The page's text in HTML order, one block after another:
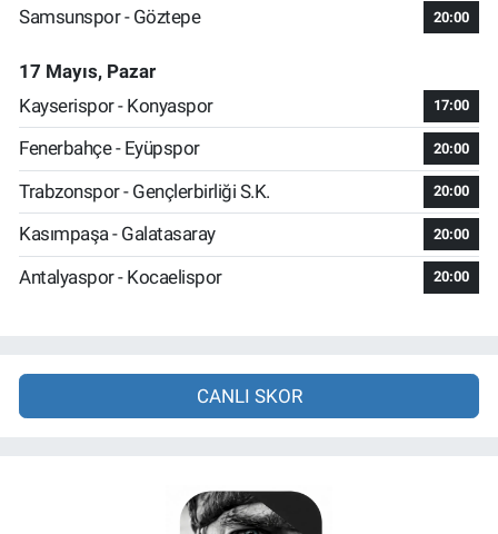
Samsunspor - Göztepe 20:00
17 Mayıs, Pazar
Kayserispor - Konyaspor
17:00
Fenerbahçe - Eyüpspor 20:00
Trabzonspor - Gençlerbirliği S.K. 20:00
Kasımpaşa - Galatasaray 20:00
Antalyaspor - Kocaelispor 20:00
CANLI SKOR